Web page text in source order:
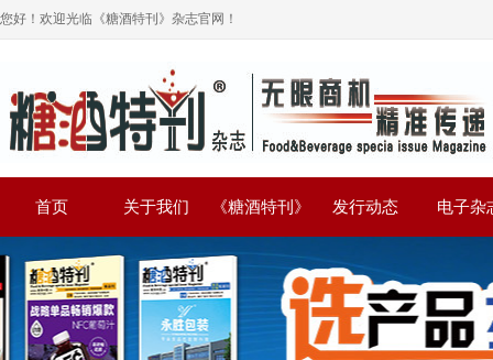
您好！欢迎光临《糖酒特刊》杂志官网！
首页 关于我们 《糖酒特刊》 发行动态 电子杂